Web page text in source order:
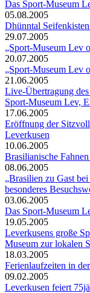
Das Sport-Museum
05.08.2005
Dhünntal
29.07.2005
„Sport-Museum Lev
20.07.2005
„Sport-Museum Lev
21.06.2005
Live-Übertragung
Sport-Museum Lev,
17.06.2005
Eröffnung der
Leverkusen
10.06.2005
Brasilianische
08.06.2005
„Brasilien zu Gast
besonderes
03.06.2005
Das Sport-Museum
19.05.2005
Leverkusens große
Museum zur lokalen
18.03.2005
Ferienlaufzeiten in
09.02.2005
Leverkusen feiert